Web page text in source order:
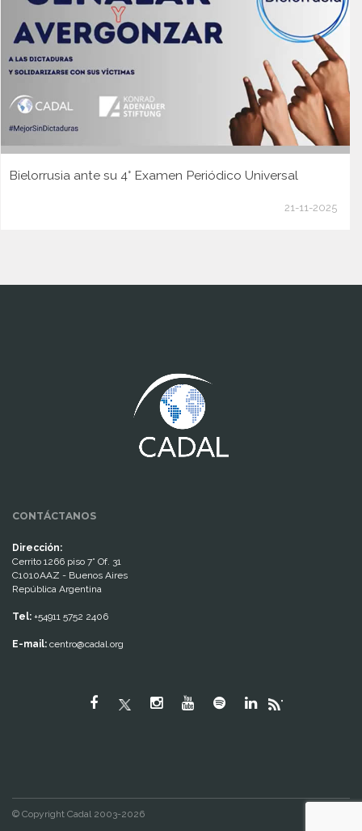
Bielorrusia ante su 4° Examen Periódico Universal
21-11-2025
CONTÁCTANOS
Dirección:
Cerrito 1266 piso 7° Of. 31
C1010AAZ - Buenos Aires
República Argentina
Tel: +54911 5752 2406
E-mail: centro@cadal.org
"
© Copyright Cadal 2003-2026